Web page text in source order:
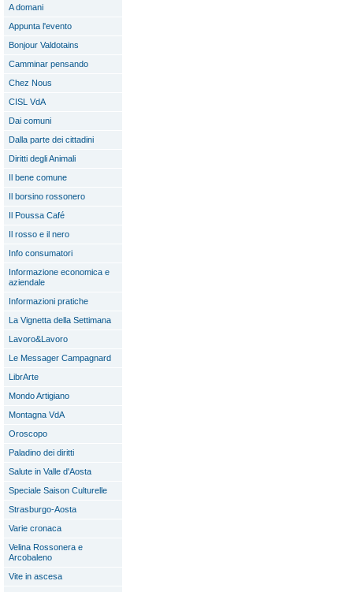
A domani
Appunta l'evento
Bonjour Valdotains
Camminar pensando
Chez Nous
CISL VdA
Dai comuni
Dalla parte dei cittadini
Diritti degli Animali
Il bene comune
Il borsino rossonero
Il Poussa Café
Il rosso e il nero
Info consumatori
Informazione economica e
aziendale
Informazioni pratiche
La Vignetta della Settimana
Lavoro&Lavoro
Le Messager Campagnard
LibrArte
Mondo Artigiano
Montagna VdA
Oroscopo
Paladino dei diritti
Salute in Valle d'Aosta
Speciale Saison Culturelle
Strasburgo-Aosta
Varie cronaca
Velina Rossonera e
Arcobaleno
Vite in ascesa